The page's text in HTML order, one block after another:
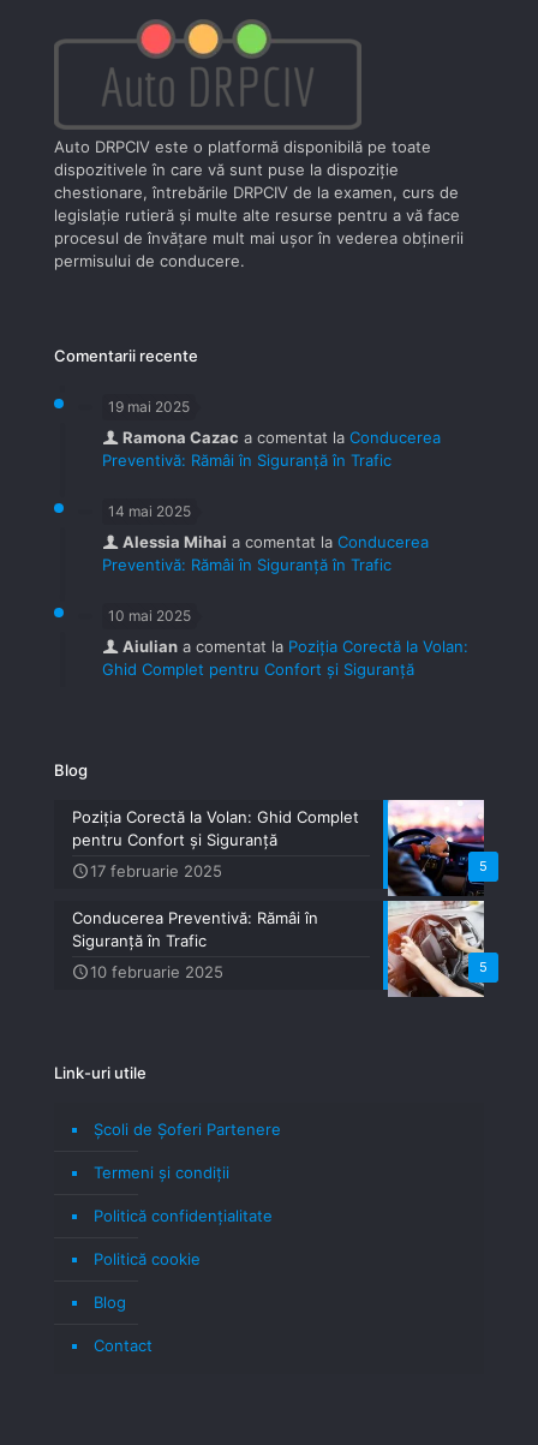
Auto DRPCIV este o platformă disponibilă pe toate
dispozitivele în care vă sunt puse la dispoziţie
chestionare, întrebările DRPCIV de la examen, curs de
legislaţie rutieră şi multe alte resurse pentru a vă face
procesul de învăţare mult mai uşor în vederea obţinerii
permisului de conducere.
Comentarii recente
19 mai 2025
Ramona Cazac a comentat la Conducerea
Preventivă: Rămâi în Siguranță în Trafic
14 mai 2025
Alessia Mihai a comentat la Conducerea
Preventivă: Rămâi în Siguranță în Trafic
10 mai 2025
Aiulian a comentat la Poziția Corectă la Volan:
Ghid Complet pentru Confort și Siguranță
Blog
5
Poziția Corectă la Volan: Ghid Complet
pentru Confort și Siguranță
17 februarie 2025
5
Conducerea Preventivă: Rămâi în
Siguranță în Trafic
10 februarie 2025
Link-uri utile
Școli de Șoferi Partenere
Termeni şi condiţii
Politică confidenţialitate
Politică cookie
Blog
Contact